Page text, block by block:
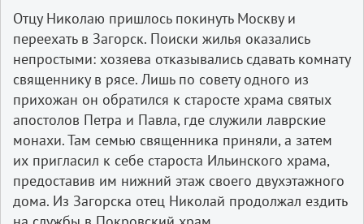
Отцу Николаю пришлось покинуть Москву и
переехать в Загорск. Поиски жилья оказались
непростыми: хозяева отказывались сдавать комнату
священнику в рясе. Лишь по совету одного из
прихожан он обратился к старосте храма святых
апостолов Петра и Павла, где служили лаврские
монахи. Там семью священника приняли, а затем
их пригласил к себе староста Ильинского храма,
предоставив им нижний этаж своего двухэтажного
дома. Из Загорска отец Николай продолжал ездить